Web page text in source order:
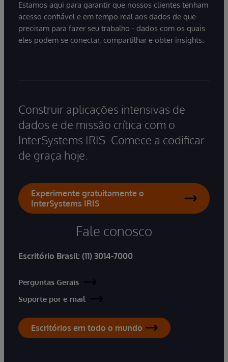
Estamos aqui para garantir que nossos clientes tenham
acesso confiável e em tempo real aos dados de que
precisam para fazer seu trabalho - dados com os quais
eles podem se conectar, compartilhar e obter insights.
Construir aplicações intensivas de
dados e de missão crítica com o
InterSystems IRIS. Comece a codificar
de graça hoje.
Experimente gratuitamente o
InterSystems IRIS
Fale conosco
Escritório Brasil: (11) 3014-7000
Perguntas Gerais
Suporte por e-mail
Escritórios em todo o mundo